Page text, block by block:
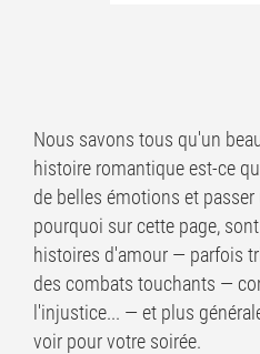
Nous savons tous qu'un
histoire romantique est-ce
de belles émotions et
pourquoi sur cette page,
histoires d'amour — parfois
des combats touchants —
l'injustice... — et plus
voir pour votre soirée.